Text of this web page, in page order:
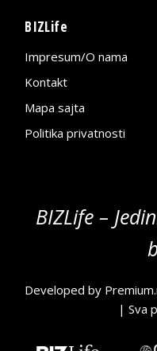
BIZLife
Impresum/O nama
Kontakt
Mapa sajta
Politika privatnosti
BIZLife –
Developed by
| Sva